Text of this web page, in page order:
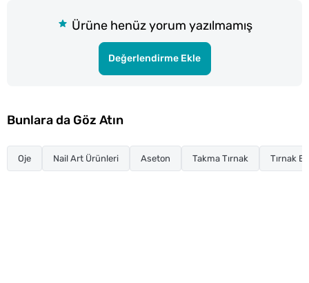
Ürüne henüz yorum yazılmamış
Değerlendirme Ekle
Bunlara da Göz Atın
Oje Nail Art Ürünleri Aseton Takma Tırnak Tırnak